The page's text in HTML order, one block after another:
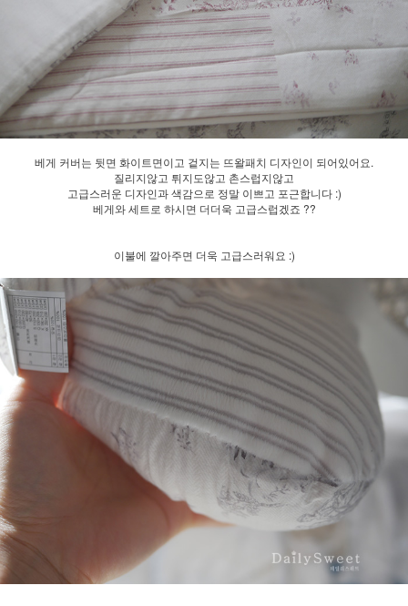
베게 커버는 뒷면 화이트면이고 겉지는 뜨왈패치 디자인이 되어있어요.
질리지않고 튀지도않고 촌스럽지않고
고급스러운 디자인과 색감으로 정말 이쁘고 포근합니다 :)
베게와 세트로 하시면 더더욱 고급스럽겠죠 ??
이불에 깔아주면 더욱 고급스러워요 :)